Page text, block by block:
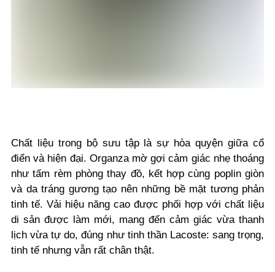
Chất liệu trong bộ sưu tập là sự hòa quyện giữa cổ
điển và hiện đại. Organza mờ gợi cảm giác nhẹ thoáng
như tấm rèm phòng thay đồ, kết hợp cùng poplin giòn
và da tráng gương tạo nên những bề mặt tương phản
tinh tế. Vải hiệu năng cao được phối hợp với chất liệu
di sản được làm mới, mang đến cảm giác vừa thanh
lịch vừa tự do, đúng như tinh thần Lacoste: sang trọng,
tinh tế nhưng vẫn rất chân thật.